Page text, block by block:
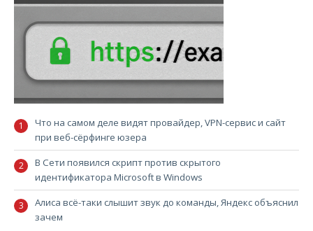
Что на самом деле видят провайдер, VPN-сервис и сайт
при веб-сёрфинге юзера
В Сети появился скрипт против скрытого
идентификатора Microsoft в Windows
Алиса всё-таки слышит звук до команды, Яндекс объяснил
зачем